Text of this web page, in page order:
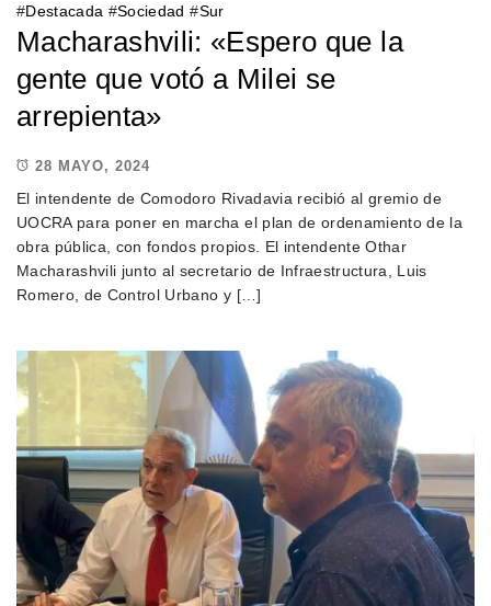
#Destacada #Sociedad #Sur
Macharashvili: «Espero que la
gente que votó a Milei se
arrepienta»
28 MAYO, 2024
El intendente de Comodoro Rivadavia recibió al gremio de
UOCRA para poner en marcha el plan de ordenamiento de la
obra pública, con fondos propios. El intendente Othar
Macharashvili junto al secretario de Infraestructura, Luis
Romero, de Control Urbano y […]